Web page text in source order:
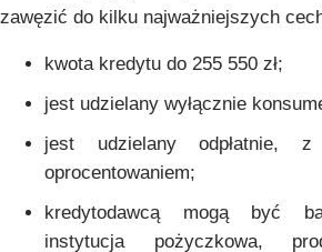
zawęzić do kilku najważniejszych
kwota kredytu do 255 550 zł;
jest udzielany wyłącznie
jest udzielany odpłatnie, z
oprocentowaniem;
kredytodawcą mogą być
instytucja pożyczkowa,